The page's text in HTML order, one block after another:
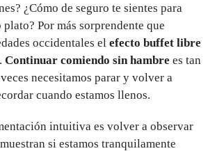
¿Cómo de seguro te sientes para
Por más sorprendente que
occidentales el efecto buffet libre
Continuar comiendo sin hambre es tan
necesitamos parar y volver a
cuando estamos llenos.
intuitiva es volver a observar
si estamos tranquilamente